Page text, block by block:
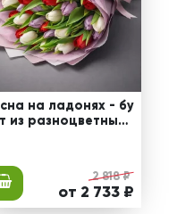
на ладонях - бу
из разноцветных
2 818 ₽
от 2 733 ₽